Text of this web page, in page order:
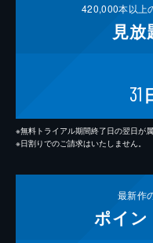
420,000本以上
見放
31
※無料トライアル期間終了日の翌日が
※日割りでのご請求はいたしません。
最新作
ポイン